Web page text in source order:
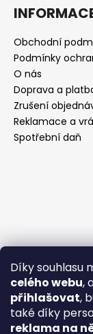
Díky souhlasu
celého webu,
přihlašovat,
také díky
reklama na
Obchodní
Podmínky
O nás
Doprava a
Zrušení
Reklamace a
Spotřební daň